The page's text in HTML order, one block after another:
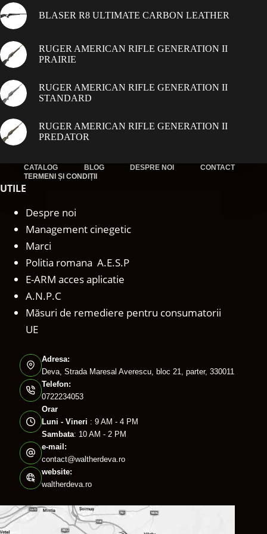
BLASER R8 ULTIMATE CARBON LEATHER
RUGER AMERICAN RIFLE GENERATION II
PRAIRIE
RUGER AMERICAN RIFLE GENERATION II
STANDARD
RUGER AMERICAN RIFLE GENERATION II
PREDATOR
CATALOG BLOG DESPRE NOI
CONTACT
TERMENI ȘI CONDIȚII
UTILE
Despre noi
Management cinegetic
Marci
Politia romana A.E.S.P
E-ARM acces aplicatie
A.N.P.C
Măsuri de remediere pentru consumatorii
UE
Adresa:
Deva, Strada Maresal Averescu, bloc 21, parter, 330011
Telefon:
0722234053
Orar
Luni - Vineri : 9 AM - 4 PM
Sambata: 10 AM - 2 PM
e-mail:
contact@waltherdeva.ro
website:
waltherdeva.ro